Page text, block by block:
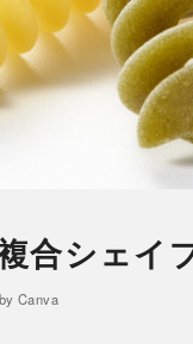
合シェイ
Canva